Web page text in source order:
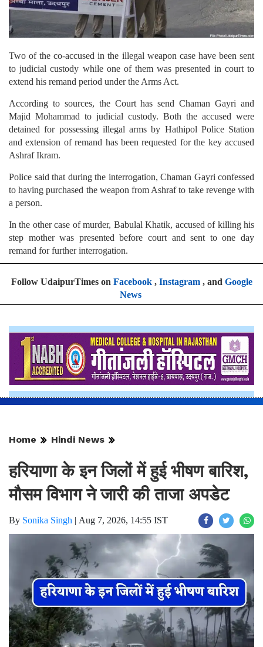
Two of the co-accused in the illegal weapon case have been sent
to judicial custody while one of them was presented in court to
extend his remand period under the Arms Act.
According to sources, the Court has send Chaman Gayri and
Majid Mohammad to judicial custody. Both the accused were
detained for possessing illegal arms by Hathipol Police Station
and extension of remand has been requested for the key accused
Ashraf Ikram.
Police said that during the interrogation, Chaman Gayri confessed
to having purchased the weapon from Ashraf to take revenge with
a person.
In the other case of murder, Babulal Khatik, accused of killing his
step mother was presented before court and sent to one day
remand for further interrogation.
Follow UdaipurTimes on Facebook, Instagram, and Google
News
Home Hindi News
हरियाणा के इन जिलों में हुई भीषण बारिश,
मौसम विभाग ने जारी की ताजा अपडेट
By Sonika Singh | Aug 7, 2026, 14:55 IST